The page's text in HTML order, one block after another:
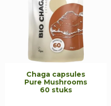
Chaga capsules
Pure Mushrooms
60 stuks